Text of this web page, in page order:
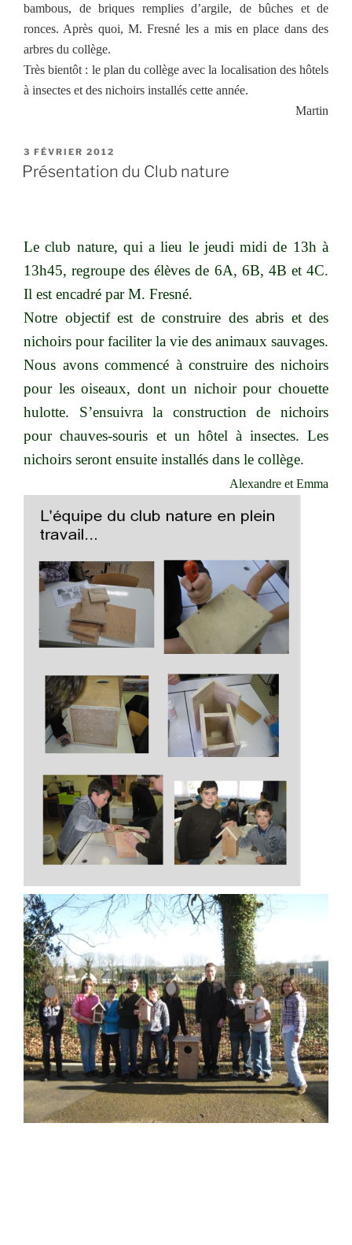
bambous, de briques remplies d’argile, de bûches et de
ronces. Après quoi, M. Fresné les a mis en place dans des
arbres du collège.
Très bientôt : le plan du collège avec la localisation des hôtels
à insectes et des nichoirs installés cette année.
Martin
PUBLIÉ
LE
3 FÉVRIER 2012
Présentation du Club nature
Le club nature, qui a lieu le jeudi midi de 13h à
13h45, regroupe des élèves de 6A, 6B, 4B et 4C.
Il est encadré par M. Fresné.
Notre objectif est de construire des abris et des
nichoirs pour faciliter la vie des animaux sauvages.
Nous avons commencé à construire des nichoirs
pour les oiseaux, dont un nichoir pour chouette
hulotte. S’ensuivra la construction de nichoirs
pour chauves-souris et un hôtel à insectes. Les
nichoirs seront ensuite installés dans le collège.
Alexandre et Emma